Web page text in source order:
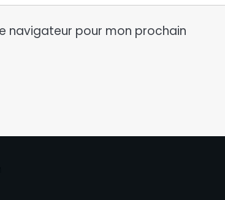
navigateur pour mon prochain